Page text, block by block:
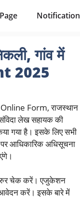
Notification
गांव में
2025
Form, राजस्थान
लेख सहायक की
गया है। इसके लिए सभी
पर आधिकारिक अधिसूचना
चेक करें। एजुकेशन
आवेदन करें। इसके बारे में